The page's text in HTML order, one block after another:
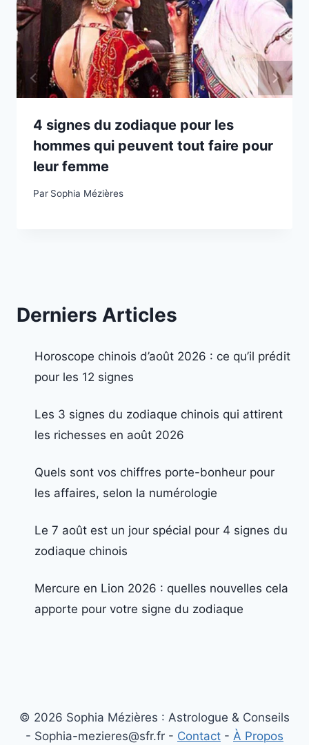
4 signes du zodiaque pour les
hommes qui peuvent tout faire pour
leur femme
Par Sophia Mézières
Derniers Articles
Horoscope chinois d’août 2026 : ce qu’il prédit
pour les 12 signes
Les 3 signes du zodiaque chinois qui attirent
les richesses en août 2026
Quels sont vos chiffres porte-bonheur pour
les affaires, selon la numérologie
Le 7 août est un jour spécial pour 4 signes du
zodiaque chinois
Mercure en Lion 2026 : quelles nouvelles cela
apporte pour votre signe du zodiaque
© 2026 Sophia Mézières : Astrologue & Conseils
- Sophia-mezieres@sfr.fr - Contact - À Propos